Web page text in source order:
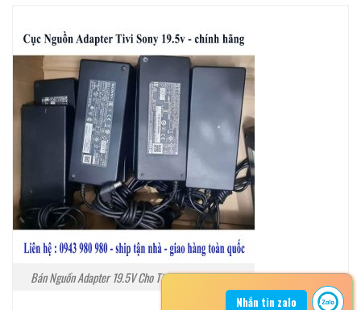
Bán Nguồn Adapter 19.5V Cho Tivi Sony Tại Hà Nội
Nhắn tin zalo